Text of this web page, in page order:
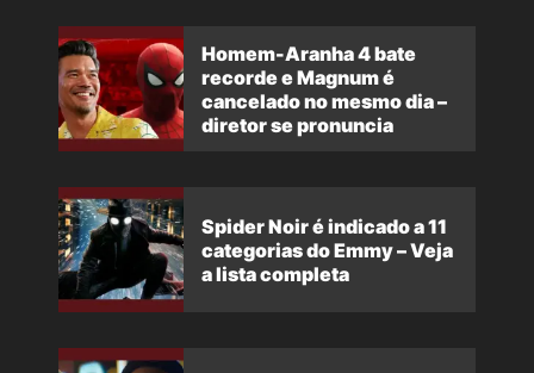
Homem-Aranha 4 bate
recorde e Magnum é
cancelado no mesmo dia –
diretor se pronuncia
Spider Noir é indicado a 11
categorias do Emmy – Veja
a lista completa